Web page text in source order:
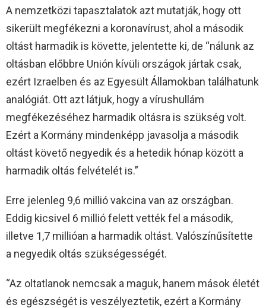
A nemzetközi tapasztalatok azt mutatják, hogy ott
sikerült megfékezni a koronavírust, ahol a második
oltást harmadik is követte, jelentette ki, de “nálunk az
oltásban előbbre Unión kívüli országok jártak csak,
ezért Izraelben és az Egyesült Államokban találhatunk
analógiát. Ott azt látjuk, hogy a vírushullám
megfékezéséhez harmadik oltásra is szükség volt.
Ezért a Kormány mindenképp javasolja a második
oltást követő negyedik és a hetedik hónap között a
harmadik oltás felvételét is.”
Erre jelenleg 9,6 millió vakcina van az országban.
Eddig kicsivel 6 millió felett vették fel a második,
illetve 1,7 millióan a harmadik oltást. Valószínűsítette
a negyedik oltás szükségességét.
“Az oltatlanok nemcsak a maguk, hanem mások életét
és egészségét is veszélyeztetik, ezért a Kormány